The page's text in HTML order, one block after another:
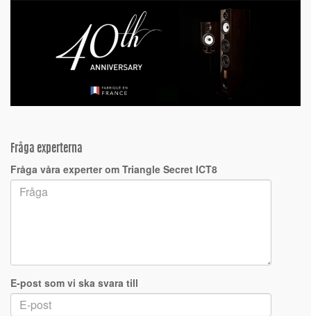
Fråga experterna
Fråga våra experter om Triangle Secret ICT8
E-post som vi ska svara till